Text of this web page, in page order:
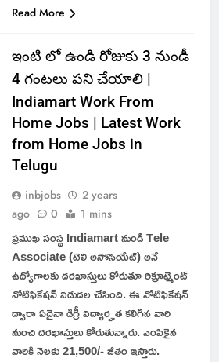
Read More
ఇంటి లో ఉండి రోజుకు 3 నుండీ
4 గంటలు పని చేయాలి |
Indiamart Work From
Home Jobs | Latest Work
from Home Jobs in
Telugu
inbjobs
2 years
ago
0 1 mins
ప్రముఖ సంస్థ Indiamart నుండి Tele
Associate (టెలి అసోసియేట్) అనే
ఉద్యోగాలకు దరఖాస్తులు కోరుతూ రిక్రూట్మెంట్
నోటిఫికేషన్ విడుదల చేసింది. ఈ నోటిఫికేషన్
ద్వారా ఏదైనా డిగ్రీ విద్యార్హత కలిగిన వారి
నుంచి దరఖాస్తులు కోరుతున్నారు. ఎంపికైన
వారికి నెలకు 21,500/- జీతం ఇస్తారు.